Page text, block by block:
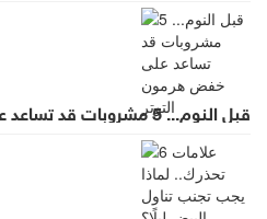
قبل النوم... 5 مشروبات قد تساعد على خفض هرمون التوتر